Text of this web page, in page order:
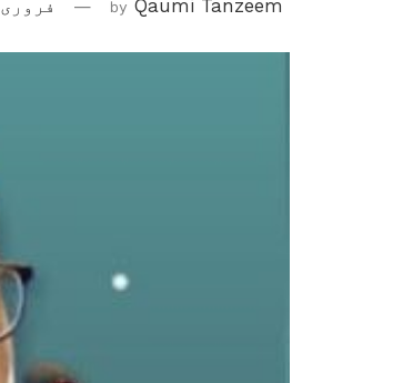
by Qaumi Tanzeem فروری 28, 2025